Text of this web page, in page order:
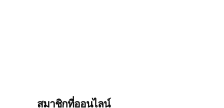
สมาชิกที่ออนไลน์